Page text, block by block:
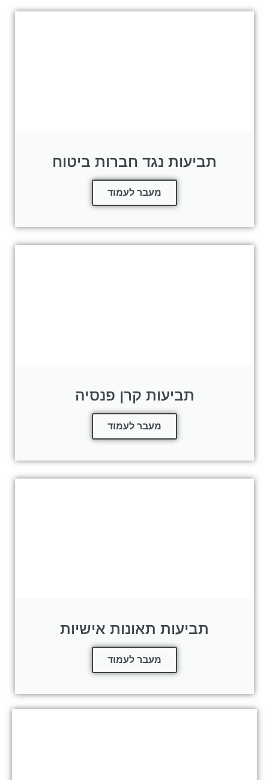
תביעות נגד חברות ביטוח
מעבר לעמוד
תביעות קרן פנסיה
מעבר לעמוד
תביעות תאונות אישיות
מעבר לעמוד